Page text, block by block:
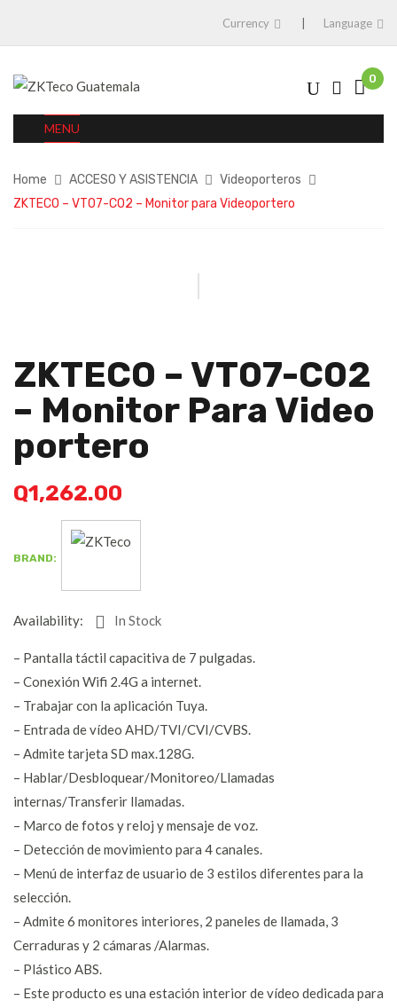
Currency Language
0
MENU
Home ACCESO Y ASISTENCIA
Videoporteros
ZKTECO – VT07-C02 – Monitor para Videoportero
ZKTECO – VT07-C02
– Monitor Para Video
Portero
Q1,262.00
BRAND:
Availability: In Stock
– Pantalla táctil capacitiva de 7 pulgadas.
– Conexión Wifi 2.4G a internet.
– Trabajar con la aplicación Tuya.
– Entrada de vídeo AHD/TVI/CVI/CVBS.
– Admite tarjeta SD max.128G.
– Hablar/Desbloquear/Monitoreo/Llamadas
internas/Transferir llamadas.
– Marco de fotos y reloj y mensaje de voz.
– Detección de movimiento para 4 canales.
– Menú de interfaz de usuario de 3 estilos diferentes para la
selección.
– Admite 6 monitores interiores, 2 paneles de llamada, 3
Cerraduras y 2 cámaras /Alarmas.
– Plástico ABS.
– Este producto es una estación interior de vídeo dedicada para